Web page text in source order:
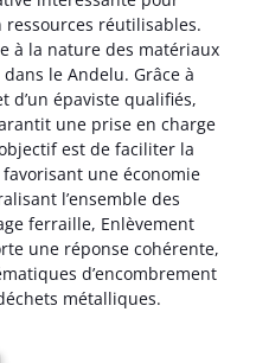
réutilisables.
à la nature des matériaux
le Andelu. Grâce à
d’un épaviste qualifiés,
une prise en charge
est de faciliter la
une économie
l’ensemble des
ferraille, Enlèvement
une réponse cohérente,
d’encombrement
métalliques.